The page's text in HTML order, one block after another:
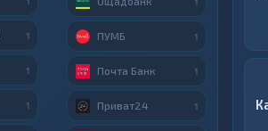
1
1
1
ПУМБ 1
Почта Банк 1
Приват24 1